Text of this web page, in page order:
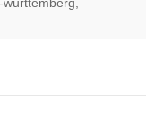
wurttemberg,